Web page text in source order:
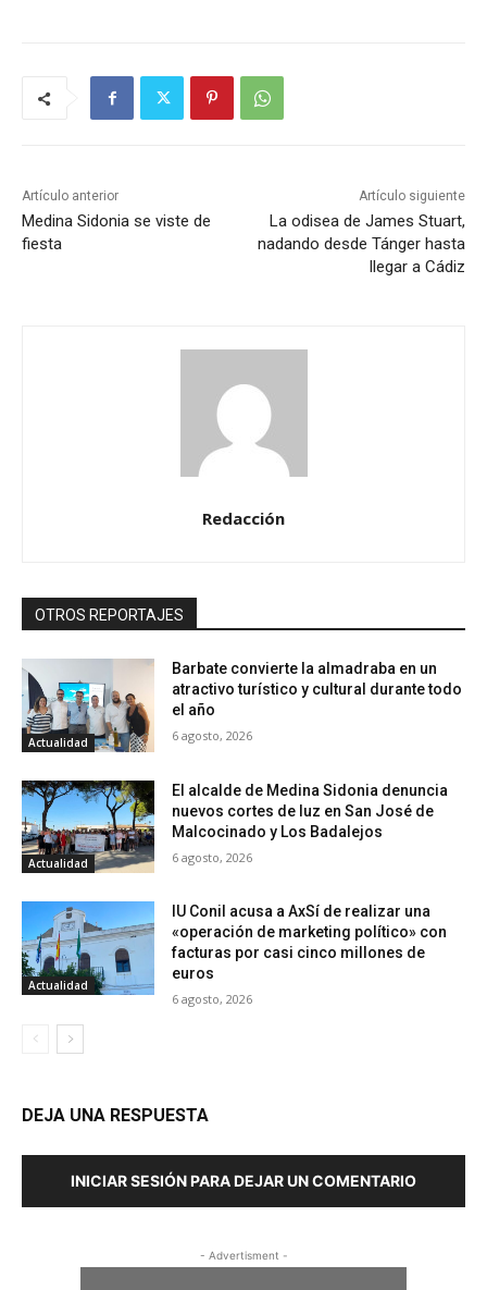
Artículo anterior
Medina Sidonia se viste de
fiesta
Artículo siguiente
La odisea de James Stuart,
nadando desde Tánger hasta
llegar a Cádiz
Redacción
OTROS REPORTAJES
Actualidad
Barbate convierte la almadraba en un
atractivo turístico y cultural durante todo
el año
6 agosto, 2026
Actualidad
El alcalde de Medina Sidonia denuncia
nuevos cortes de luz en San José de
Malcocinado y Los Badalejos
6 agosto, 2026
Actualidad
IU Conil acusa a AxSí de realizar una
«operación de marketing político» con
facturas por casi cinco millones de
euros
6 agosto, 2026
DEJA UNA RESPUESTA
INICIAR SESIÓN PARA DEJAR UN COMENTARIO
- Advertisment -